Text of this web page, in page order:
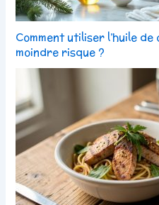
Comment utiliser l’huile
moindre risque ?